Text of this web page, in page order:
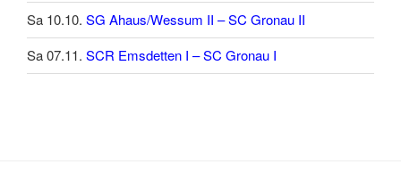
Sa 10.10. SG Ahaus/Wessum II – SC Gronau II
Sa 07.11. SCR Emsdetten I – SC Gronau I